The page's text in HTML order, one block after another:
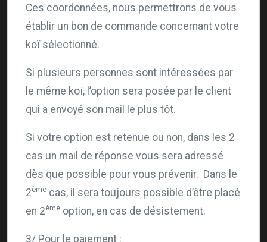
Ces coordonnées, nous permettrons de vous
établir un bon de commande concernant votre
koï sélectionné.
Si plusieurs personnes sont intéressées par
le même koï, l’option sera posée par le client
qui a envoyé son mail le plus tôt.
Si votre option est retenue ou non, dans les 2
cas un mail de réponse vous sera adressé
dès que possible pour vous prévenir. Dans le
2ème cas, il sera toujours possible d’être placé
en 2ème option, en cas de désistement.
3/ Pour le paiement :